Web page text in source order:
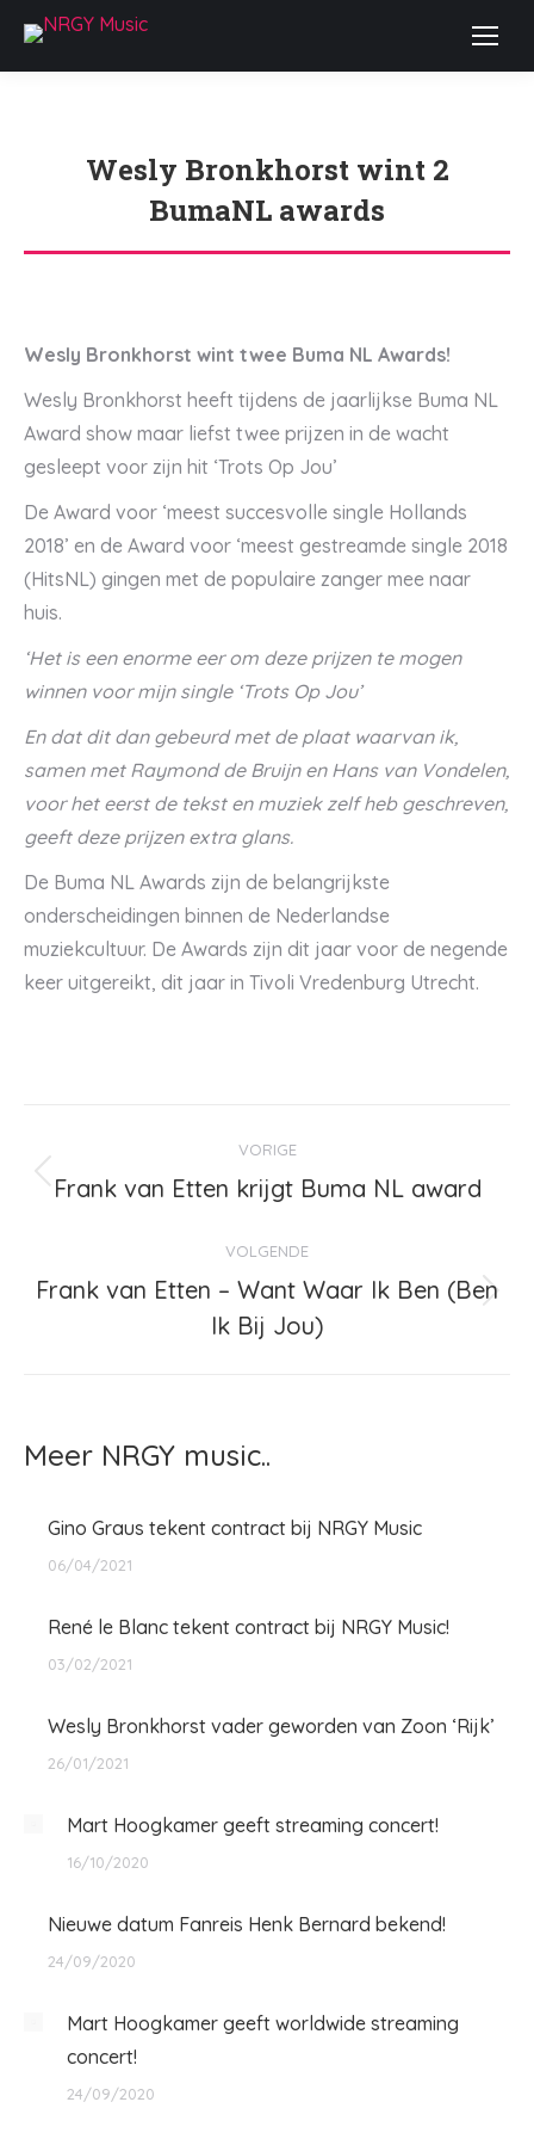
Wesly Bronkhorst wint 2
BumaNL awards
Je bent hier:
Wesly Bronkhorst wint twee Buma NL Awards!
Wesly Bronkhorst heeft tijdens de jaarlijkse Buma NL
Award show maar liefst twee prijzen in de wacht
gesleept voor zijn hit ‘Trots Op Jou’
De Award voor ‘meest succesvolle single Hollands
2018’ en de Award voor ‘meest gestreamde single 2018
(HitsNL) gingen met de populaire zanger mee naar
huis.
‘Het is een enorme eer om deze prijzen te mogen
winnen voor mijn single ‘Trots Op Jou’
En dat dit dan gebeurd met de plaat waarvan ik,
samen met Raymond de Bruijn en Hans van Vondelen,
voor het eerst de tekst en muziek zelf heb geschreven,
geeft deze prijzen extra glans.
De Buma NL Awards zijn de belangrijkste
onderscheidingen binnen de Nederlandse
muziekcultuur. De Awards zijn dit jaar voor de negende
keer uitgereikt, dit jaar in Tivoli Vredenburg Utrecht.
navigatie
VORIGE
Vorig
Frank van Etten krijgt Buma NL award
VOLGENDE
Volgend
bericht
Frank van Etten – Want Waar Ik Ben (Ben
Ik Bij Jou)
Meer NRGY music..
Gino Graus tekent contract bij NRGY Music
06/04/2021
René le Blanc tekent contract bij NRGY Music!
03/02/2021
Wesly Bronkhorst vader geworden van Zoon ‘Rijk’
26/01/2021
Mart Hoogkamer geeft streaming concert!
16/10/2020
Nieuwe datum Fanreis Henk Bernard bekend!
24/09/2020
Mart Hoogkamer geeft worldwide streaming
concert!
24/09/2020